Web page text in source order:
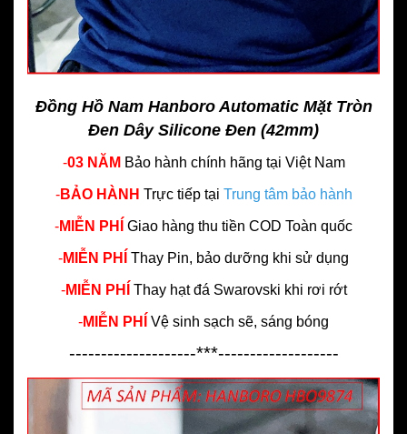
Đồng Hồ Nam Hanboro Automatic Mặt Tròn
Đen Dây Silicone Đen (42mm)
-03 NĂM Bảo hành chính hãng tại Việt Nam
-BẢO HÀNH Trực tiếp tại Trung tâm bảo hành
-MIỄN PHÍ Giao hàng thu tiền COD Toàn quốc
-MIỄN PHÍ Thay Pin, bảo dưỡng khi sử dụng
-MIỄN PHÍ Thay hạt đá Swarovski khi rơi rớt
-MIỄN PHÍ Vệ sinh sạch sẽ, sáng bóng
--------------------***-------------------